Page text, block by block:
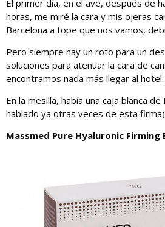
El primer día, en el ave, después de
horas, me miré la cara y mis ojeras
Barcelona a tope que nos vamos,
Pero siempre hay un roto para un
soluciones para atenuar la cara de
encontramos nada más llegar al hotel.
En la mesilla, había una caja blanca de
hablado ya otras veces de esta
Massmed Pure Hyaluronic Firming